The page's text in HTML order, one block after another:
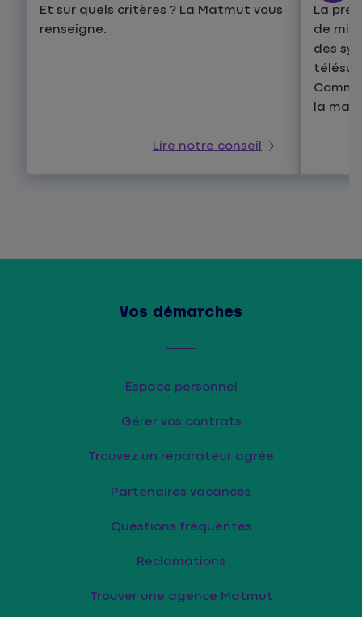
Et sur quels critères ? La Matmut vous
renseigne.
Lire notre conseil
La
de
des
la
Vos démarches
Espace personnel
Gérer vos contrats
Trouvez un réparateur agrée
Partenaires vacances
Questions fréquentes
Réclamations
Trouver une agence Matmut